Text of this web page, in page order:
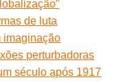
de luta
imaginação
perturbadoras
século após 1917